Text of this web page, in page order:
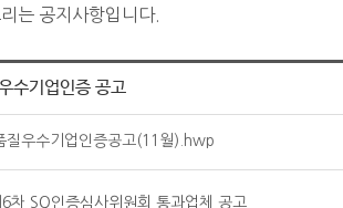
는 공지사항입니다.
수기업인증 공고
질우수기업인증공고(11월).hwp
차 SQ인증심사위원회 통과업체 공고